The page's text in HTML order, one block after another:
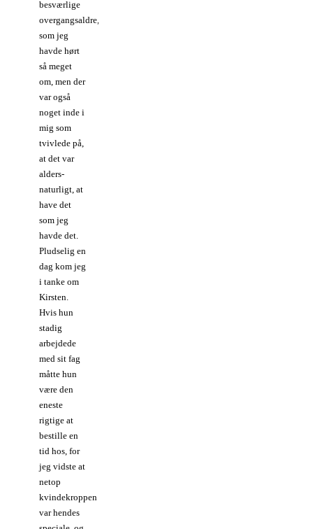
besværlige
overgangsaldre,
som jeg
havde hørt
så meget
om, men der
var også
noget inde i
mig som
tvivlede på,
at det var
alders-
naturligt, at
have det
som jeg
havde det.
Pludselig en
dag kom jeg
i tanke om
Kirsten.
Hvis hun
stadig
arbejdede
med sit fag
måtte hun
være den
eneste
rigtige at
bestille en
tid hos, for
jeg vidste at
netop
kvindekroppen
var hendes